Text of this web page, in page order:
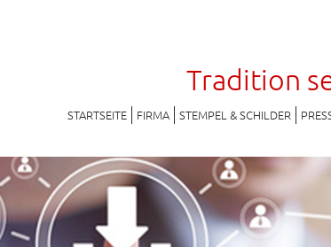
Tradition
STARTSEITE FIRMA STEMPEL & SCHILDER